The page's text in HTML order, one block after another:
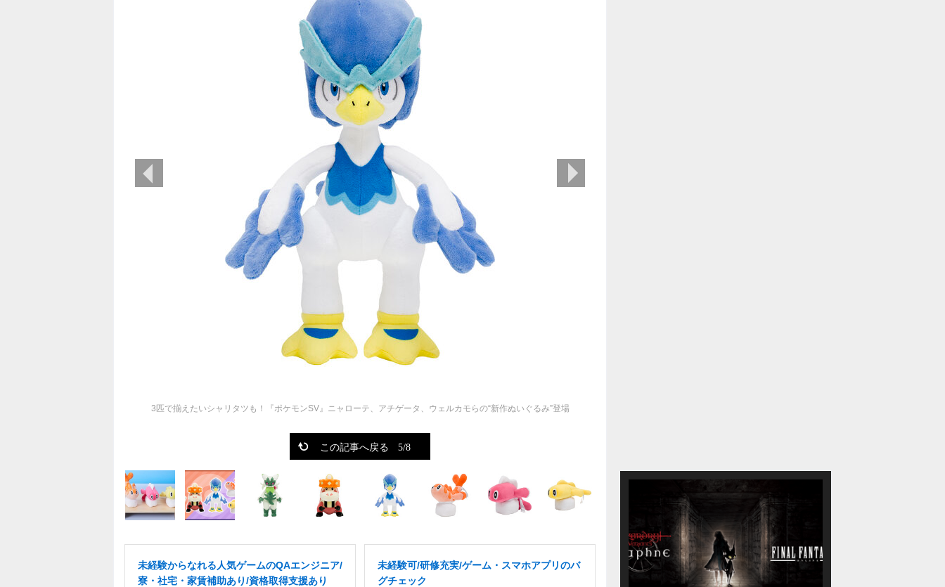
3匹で揃えたいシャリタツも！『ポケモンSV』ニャローテ、アチゲータ、ウェルカモらの“新作ぬいぐるみ”登場
この記事へ戻る 5/8
未経験からなれる人気ゲームのQAエンジニア/
寮・社宅・家賃補助あり/資格取得支援あり
未経験可/研修充実/ゲーム・スマホアプリのバ
グチェック